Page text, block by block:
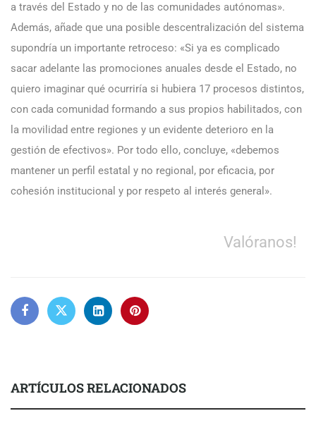
a través del Estado y no de las comunidades autónomas».
Además, añade que una posible descentralización del sistema
supondría un importante retroceso: «Si ya es complicado
sacar adelante las promociones anuales desde el Estado, no
quiero imaginar qué ocurriría si hubiera 17 procesos distintos,
con cada comunidad formando a sus propios habilitados, con
la movilidad entre regiones y un evidente deterioro en la
gestión de efectivos». Por todo ello, concluye, «debemos
mantener un perfil estatal y no regional, por eficacia, por
cohesión institucional y por respeto al interés general».
Valóranos!
ARTÍCULOS RELACIONADOS